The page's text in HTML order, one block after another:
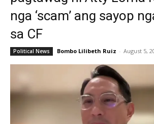
nga ‘scam’ ang sayop
sa CF
Political News Bombo Lilibeth Ruiz - August 5,